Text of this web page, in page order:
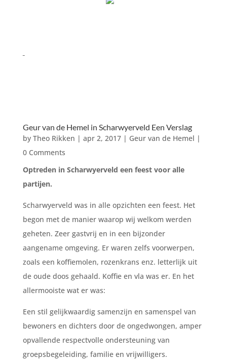
Geur van de Hemel in Scharwyerveld Een Verslag
by Theo Rikken | apr 2, 2017| Geur van de Hemel |
0 Comments
Optreden in Scharwyerveld een feest voor alle
partijen.
Scharwyerveld was in alle opzichten een feest. Het
begon met de manier waarop wij welkom werden
geheten. Zeer gastvrij en in een bijzonder
aangename omgeving. Er waren zelfs voorwerpen,
zoals een koffiemolen, rozenkrans enz. letterlijk uit
de oude doos gehaald. Koffie en vla was er. En het
allermooiste wat er was:
Een stil gelijkwaardig samenzijn en samenspel van
bewoners en dichters door de ongedwongen, amper
opvallende respectvolle ondersteuning van
groepsbegeleiding, familie en vrijwilligers.